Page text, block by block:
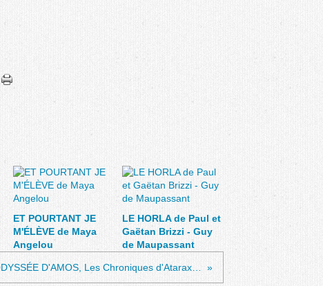
ET POURTANT JE
M'ÉLÈVE de Maya
Angelou
LE HORLA de Paul et
Gaëtan Brizzi - Guy
de Maupassant